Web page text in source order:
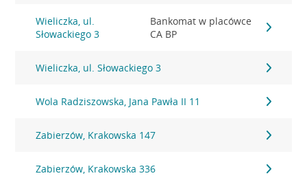
Wieliczka, ul.
Słowackiego 3
Bankomat w placówce
CA BP
Wieliczka, ul. Słowackiego 3
Wola Radziszowska, Jana Pawła II 11
Zabierzów, Krakowska 147
Zabierzów, Krakowska 336